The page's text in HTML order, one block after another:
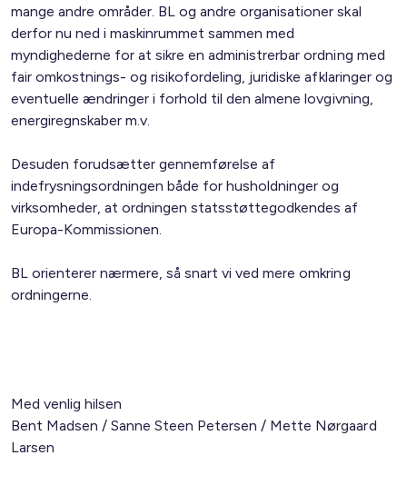
mange andre områder. BL og andre organisationer skal
derfor nu ned i maskinrummet sammen med
myndighederne for at sikre en administrerbar ordning med
fair omkostnings- og risikofordeling, juridiske afklaringer og
eventuelle ændringer i forhold til den almene lovgivning,
energiregnskaber m.v.
Desuden forudsætter gennemførelse af
indefrysningsordningen både for husholdninger og
virksomheder, at ordningen statsstøttegodkendes af
Europa-Kommissionen.
BL orienterer nærmere, så snart vi ved mere omkring
ordningerne.
Med venlig hilsen
Bent Madsen / Sanne Steen Petersen / Mette Nørgaard
Larsen